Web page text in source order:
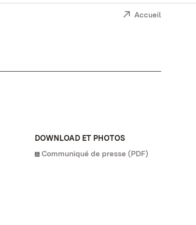
Accueil
DOWNLOAD ET PHOTOS
Communiqué de presse (PDF)